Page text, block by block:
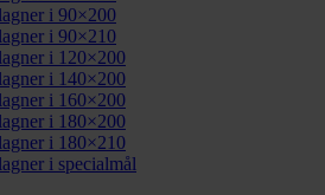
i 90×200
i 90×210
i 120×200
i 140×200
i 160×200
i 180×200
i 180×210
i specialmål